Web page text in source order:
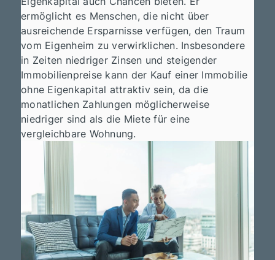
ermöglicht es Menschen, die nicht über
ausreichende Ersparnisse verfügen, den Traum
vom Eigenheim zu verwirklichen. Insbesondere
in Zeiten niedriger Zinsen und steigender
Immobilienpreise kann der Kauf einer Immobilie
ohne Eigenkapital attraktiv sein, da die
monatlichen Zahlungen möglicherweise
niedriger sind als die Miete für eine
vergleichbare Wohnung.